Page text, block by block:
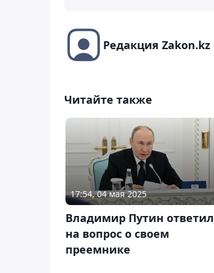
Редакция Zakon.kz
Читайте также
17:54, 04 мая 2025
Владимир Путин ответил
на вопрос о своем
преемнике